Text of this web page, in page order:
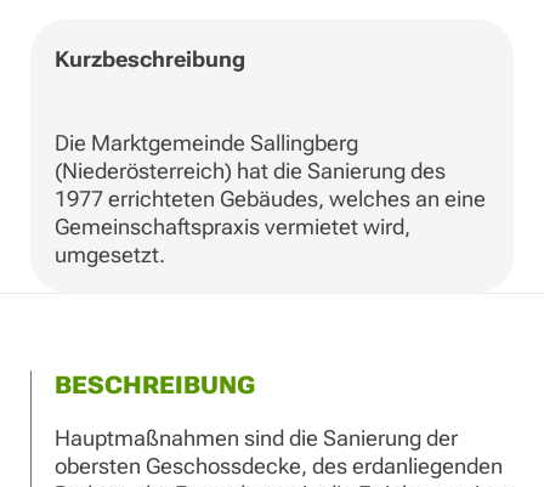
Kurzbeschreibung
Die Marktgemeinde Sallingberg
(Niederösterreich) hat die Sanierung des
1977 errichteten Gebäudes, welches an eine
Gemeinschaftspraxis vermietet wird,
umgesetzt.
BESCHREIBUNG
Hauptmaßnahmen sind die Sanierung der
obersten Geschossdecke, des erdanliegenden